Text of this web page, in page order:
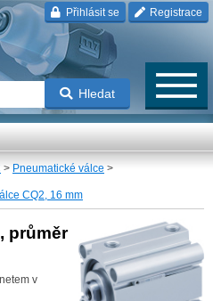
Přihlásit se Registrace
Hledat
> Pneumatické válce >
CQ2, 16 mm
průměr
v